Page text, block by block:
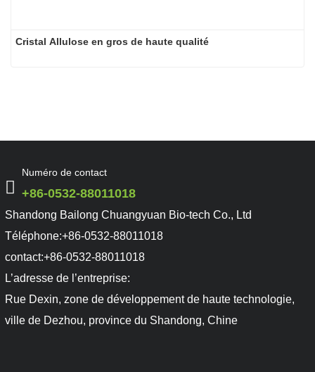
Cristal Allulose en gros de haute qualité
Numéro de contact
+86-0532-88011018
Shandong Bailong Chuangyuan Bio-tech Co., Ltd
Téléphone:+86-0532-88011018
contact:+86-0532-88011018
L’adresse de l’entreprise:
Rue Dexin, zone de développement de haute technologie,
ville de Dezhou, province du Shandong, Chine